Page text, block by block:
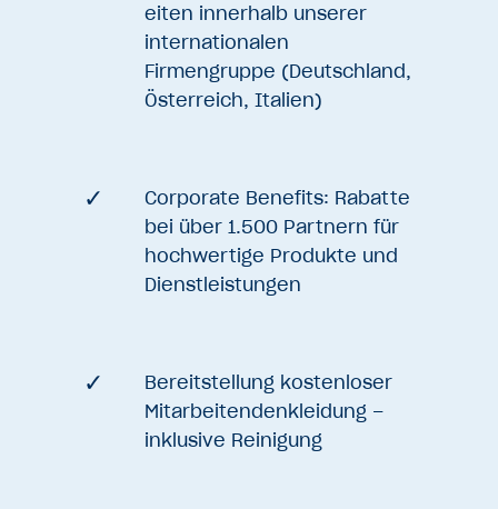
eiten innerhalb unserer
internationalen
Firmengruppe (Deutschland,
Österreich, Italien)
Corporate Benefits: Rabatte
bei über 1.500 Partnern für
hochwertige Produkte und
Dienstleistungen
Bereitstellung kostenloser
Mitarbeitendenkleidung –
inklusive Reinigung